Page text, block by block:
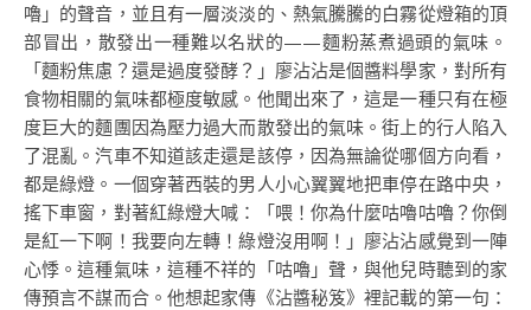
嚕」的聲音，並且有一層淡淡的、熱氣騰騰的白霧從燈箱的頂
部冒出，散發出一種難以名狀的——麵粉蒸煮過頭的氣味。
「麵粉焦慮？還是過度發酵？」廖沾沾是個醬料學家，對所有
食物相關的氣味都極度敏感。他聞出來了，這是一種只有在極
度巨大的麵團因為壓力過大而散發出的氣味。街上的行人陷入
了混亂。汽車不知道該走還是該停，因為無論從哪個方向看，
都是綠燈。一個穿著西裝的男人小心翼翼地把車停在路中央，
搖下車窗，對著紅綠燈大喊：「喂！你為什麼咕嚕咕嚕？你倒
是紅一下啊！我要向左轉！綠燈沒用啊！」廖沾沾感覺到一陣
心悸。這種氣味，這種不祥的「咕嚕」聲，與他兒時聽到的家
傳預言不謀而合。他想起家傳《沾醬秘笈》裡記載的第一句：